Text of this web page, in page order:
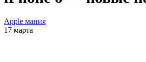
Apple мания
17 марта